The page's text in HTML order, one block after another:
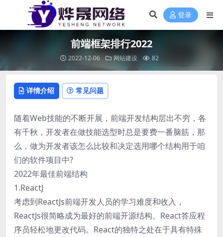
登录
前端框架排行2022
2022-12-06 网站建设 82
详情介绍 常见问题
随着Web技能的不断开展，前端开发结构层出不穷，各
有千秋，开发者在做技能选型时总是要费一番脑筋，那
么，做为开发者该怎么比较和决定选用哪个结构用于咱
们的软件项目中?
2022年最佳前端结构
1.ReactJ
考虑到ReactJs前端开发人员的学习难度和收入，
ReactJs很简略成为最好的前端开源结构。React答应程
序员轻松地更改代码。React的独特之处在于具有特殊